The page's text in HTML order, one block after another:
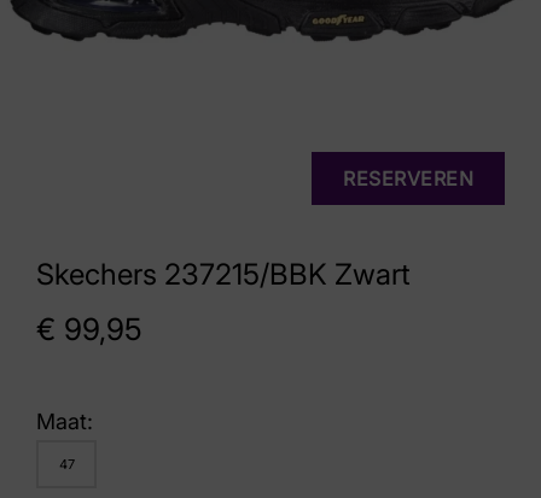
Skechers 237215/BBK Zwart
€ 99,95
RESERVEREN
Maat:
47